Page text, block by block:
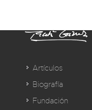
Artículos
Biografía
Fundación